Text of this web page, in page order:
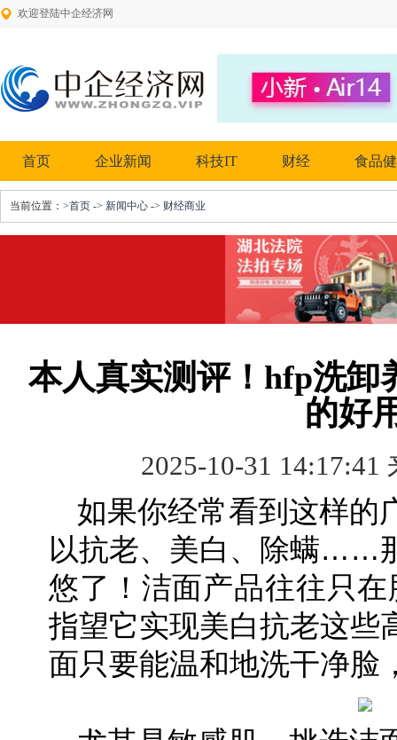
欢迎登陆中企经济网
首页 企业新闻 科技IT 财经 食品
当前位置： >首页 -> 新闻中心 -> 财经商业
本人真实测评！hfp洗卸
的好
2025-10-31 14:17:41
如果你经常看到这样的
以抗老、美白、除螨……
悠了！洁面产品往往只
指望它实现美白抗老这些
面只要能温和地洗干净脸